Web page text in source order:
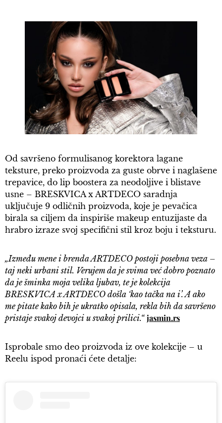
Od savršeno formulisanog korektora lagane
teksture, preko proizvoda za guste obrve i naglašene
trepavice, do lip boostera za neodoljive i blistave
usne – BRESKVICA x ARTDECO saradnja
uključuje 9 odličnih proizvoda, koje je pevačica
birala sa ciljem da inspiriše makeup entuzijaste da
hrabro izraze svoj specifični stil kroz boju i teksturu.
„Između mene i brenda ARTDECO postoji posebna veza –
taj neki urbani stil. Verujem da je svima već dobro poznato
da je šminka moja velika ljubav, te je kolekcija
BRESKVICA x ARTDECO došla ‘kao tačka na i’. A ako
me pitate kako bih je ukratko opisala, rekla bih da savršeno
pristaje svakoj devojci u svakoj prilici.“ jasmin.rs
Isprobale smo deo proizvoda iz ove kolekcije – u
Reelu ispod pronaći ćete detalje: